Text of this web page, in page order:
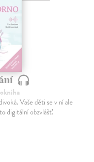
Vaše děti se v ní ale
digitální obzvlášť.